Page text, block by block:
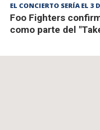
EL CONCIERTO SERÍA EL 3
Foo Fighters
como parte del